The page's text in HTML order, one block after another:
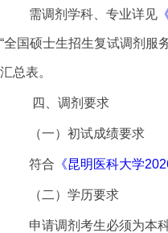
需调剂学科、专业详见
“全国硕士生招生复试调剂服
汇总表。
四、调剂要求
（一）初试成绩要求
符合 《昆明医科大学202
（二）学历要求
申请调剂考生必须为本